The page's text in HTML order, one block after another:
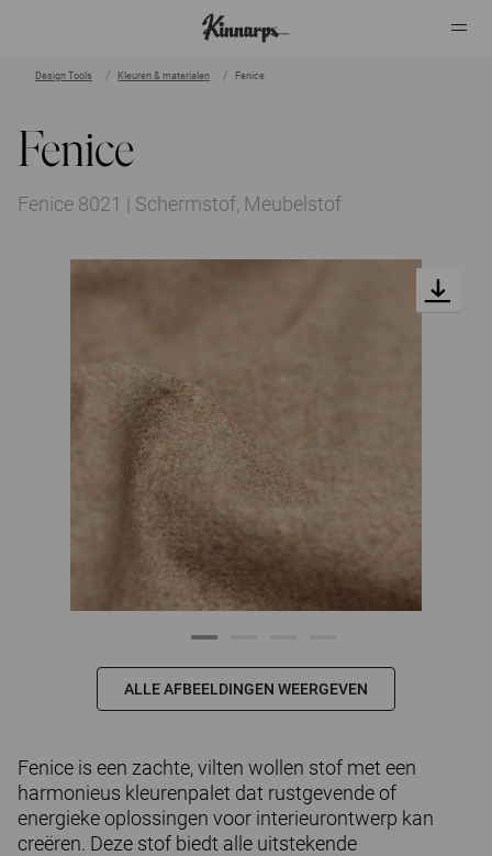
Design Tools Kleuren & materialen Fenice
Fenice
Fenice 8021 | Schermstof, Meubelstof
ALLE AFBEELDINGEN WEERGEVEN
Fenice is een zachte, vilten wollen stof met een
harmonieus kleurenpalet dat rustgevende of
energieke oplossingen voor interieurontwerp kan
creëren. Deze stof biedt alle uitstekende